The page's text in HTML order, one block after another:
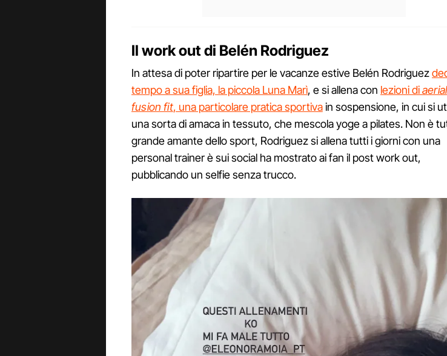
Il work out di Belén Rodriguez
In attesa di poter ripartire per le vacanze estive Belén Rodriguez
tempo a sua figlia, la piccola Luna Marì, e si allena con lezioni diaerial
fusion fit, una particolare pratica sportivain sospensione, in cui si
una sorta di amaca in tessuto, che mescola yoge a pilates. Non è
grande amante dello sport, Rodriguez si allena tutti i giorni con una
personal trainer è sui social ha mostrato ai fan il post work out,
pubblicando un selfie senza trucco.